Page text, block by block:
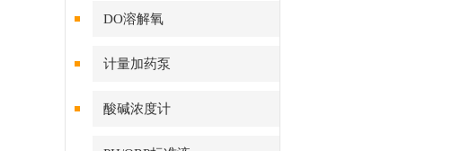
DO溶解氧
计量加药泵
酸碱浓度计